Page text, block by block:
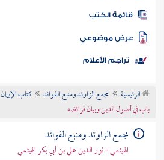
المكتبة
الكتب
موضوعي
تراجم الأعلام
الرئيسية مجمع الزاوئد ومنبع الفوائد
كتاب الإيمان
باب في أصول الدين وبيان فرائضه
مجمع الزاوئد ومنبع الفوائد
الهيثمي - نور الدين علي بن أبي بكر الهيثمي